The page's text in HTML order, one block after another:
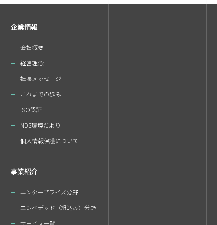
企業情報
会社概要
経営理念
社長メッセージ
これまでの歩み
ISO認証
NDS環境だより
個人情報保護について
事業紹介
エンタープライズ分野
エンベデッド（組込み）分野
サービス一覧